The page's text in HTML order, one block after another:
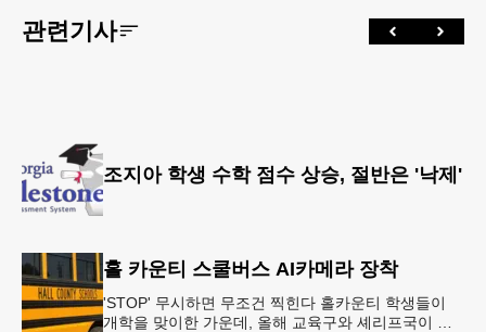
관련기사
조지아 학생 수학 점수 상승, 절반은 '낙제'
홀 카운티 스쿨버스 AI카메라 장착
'STOP' 무시하면 무조건 찍힌다 홀카운티 학생들이
개학을 맞이한 가운데, 올해 교육구와 셰리프국이 학